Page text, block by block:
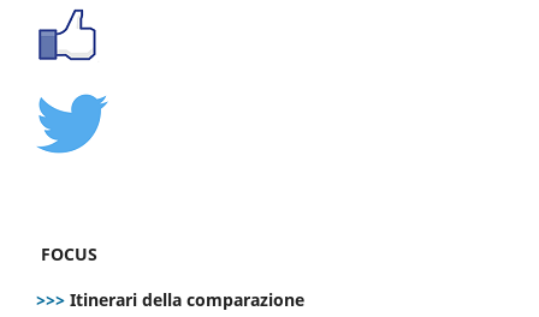
FOCUS
>>> Itinerari della comparazione